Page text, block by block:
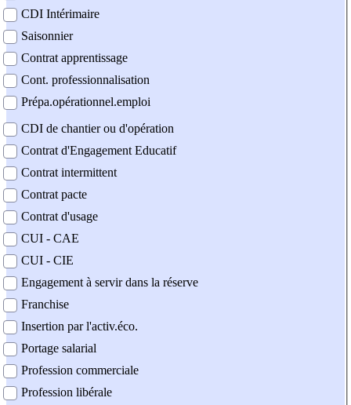
CDI Intérimaire
Saisonnier
Contrat apprentissage
Cont. professionnalisation
Prépa.opérationnel.emploi
CDI de chantier ou d'opération
Contrat d'Engagement Educatif
Contrat intermittent
Contrat pacte
Contrat d'usage
CUI - CAE
CUI - CIE
Engagement à servir dans la réserve
Franchise
Insertion par l'activ.éco.
Portage salarial
Profession commerciale
Profession libérale